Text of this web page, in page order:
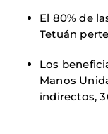
El 80% de
Tetuán
Los
Manos
indirectos,